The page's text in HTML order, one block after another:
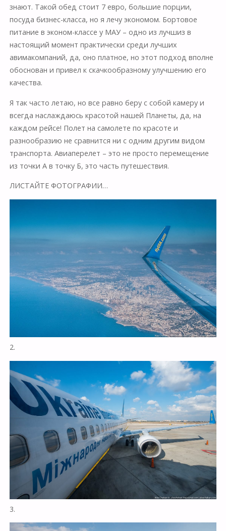
знают. Такой обед стоит 7 евро, большие порции,
посуда бизнес-класса, но я лечу экономом. Бортовое
питание в эконом-классе у МАУ – одно из лучшиз в
настоящий момент практически среди лучших
авимакомпаний, да, оно платное, но этот подход вполне
обоснован и привел к скачкообразному улучшению его
качества.
Я так часто летаю, но все равно беру с собой камеру и
всегда наслаждаюсь красотой нашей Планеты, да, на
каждом рейсе! Полет на самолете по красоте и
разнообразию не сравнится ни с одним другим видом
транспорта. Авиаперелет – это не просто перемещение
из точки А в точку Б, это часть путешествия.
ЛИСТАЙТЕ ФОТОГРАФИИ…
2.
3.